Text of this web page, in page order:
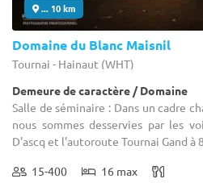
... 10 km
Domaine du Blanc Maisnil
Tournai - Hainaut (WHT)
Demeure de caractère / Domaine
Salle de séminaire : Dans un cadre
nous sommes desservies par les
D'ascq et l'autoroute Tournai Gand à
15-400 16 max